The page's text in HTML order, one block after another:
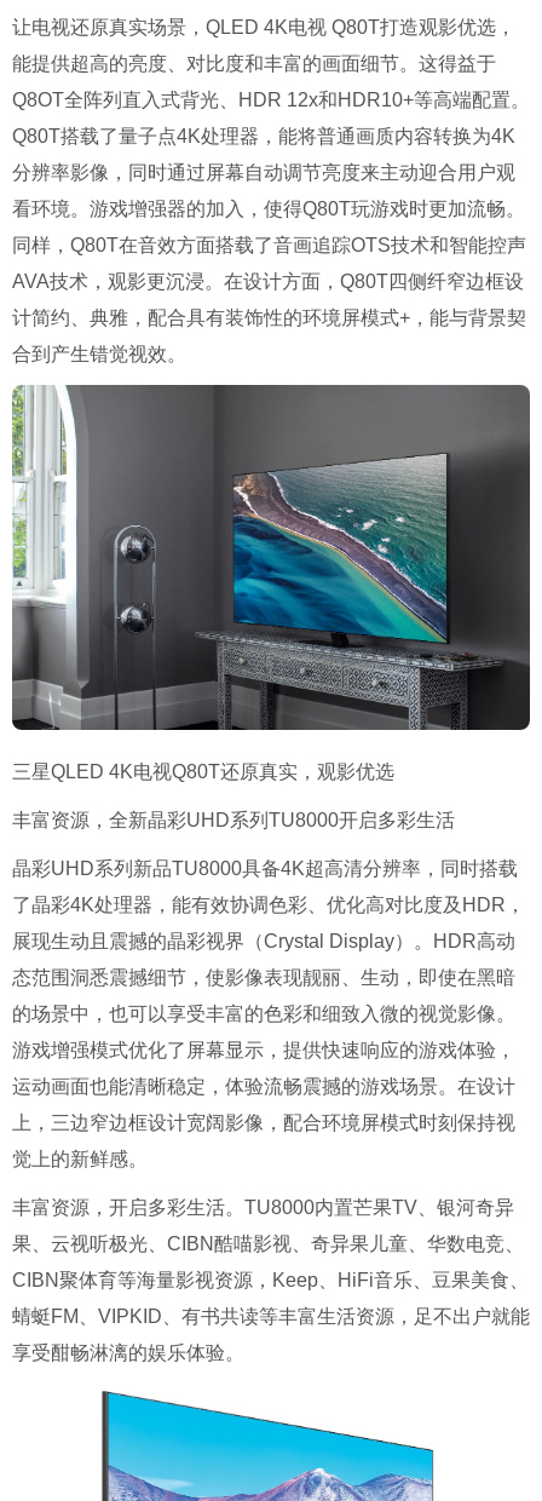
让电视还原真实场景，QLED 4K电视 Q80T打造观影优选，
能提供超高的亮度、对比度和丰富的画面细节。这得益于
Q8OT全阵列直入式背光、HDR 12x和HDR10+等高端配置。
Q80T搭载了量子点4K处理器，能将普通画质内容转换为4K
分辨率影像，同时通过屏幕自动调节亮度来主动迎合用户观
看环境。游戏增强器的加入，使得Q80T玩游戏时更加流畅。
同样，Q80T在音效方面搭载了音画追踪OTS技术和智能控声
AVA技术，观影更沉浸。在设计方面，Q80T四侧纤窄边框设
计简约、典雅，配合具有装饰性的环境屏模式+，能与背景契
合到产生错觉视效。
三星QLED 4K电视Q80T还原真实，观影优选
丰富资源，全新晶彩UHD系列TU8000开启多彩生活
晶彩UHD系列新品TU8000具备4K超高清分辨率，同时搭载
了晶彩4K处理器，能有效协调色彩、优化高对比度及HDR，
展现生动且震撼的晶彩视界（Crystal Display）。HDR高动
态范围洞悉震撼细节，使影像表现靓丽、生动，即使在黑暗
的场景中，也可以享受丰富的色彩和细致入微的视觉影像。
游戏增强模式优化了屏幕显示，提供快速响应的游戏体验，
运动画面也能清晰稳定，体验流畅震撼的游戏场景。在设计
上，三边窄边框设计宽阔影像，配合环境屏模式时刻保持视
觉上的新鲜感。
丰富资源，开启多彩生活。TU8000内置芒果TV、银河奇异
果、云视听极光、CIBN酷喵影视、奇异果儿童、华数电竞、
CIBN聚体育等海量影视资源，Keep、HiFi音乐、豆果美食、
蜻蜓FM、VIPKID、有书共读等丰富生活资源，足不出户就能
享受酣畅淋漓的娱乐体验。